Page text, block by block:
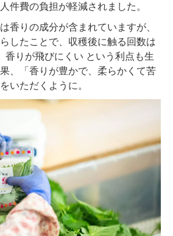
件費の負担が軽減されました。
香りの成分が含まれていますが、
したことで、収穫後に触る回数は
香りが飛びにくい という利点も生
、「香りが豊かで、柔らかくて苦
いただくように。